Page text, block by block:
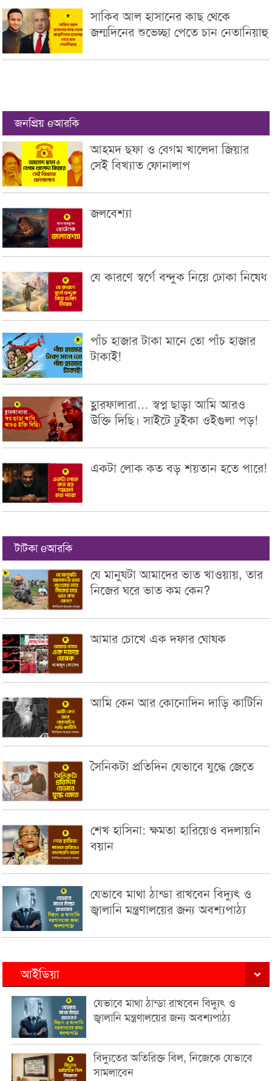
সাকিব আল হাসানের কাছ থেকে
জন্মদিনের শুভেচ্ছা পেতে চান নেতানিয়াহু
জনপ্রিয় eআরকি
আহমদ ছফা ও বেগম খালেদা জিয়ার
সেই বিখ্যাত ফোনালাপ
জলবেশ্যা
যে কারণে স্বর্গে বন্দুক নিয়ে ঢোকা নিষেধ
পাঁচ হাজার টাকা মানে তো পাঁচ হাজার
টাকাই!
হ্লারফালারা… স্বপ্ন ছাড়া আমি আরও
উক্তি দিছি। সাইটে ঢুইকা ওইগুলা পড়!
একটা লোক কত বড় শয়তান হতে পারে!
টাটকা eআরকি
যে মানুষটা আমাদের ভাত খাওয়ায়, তার
নিজের ঘরে ভাত কম কেন?
আমার চোখে এক দফার ঘোষক
আমি কেন আর কোনোদিন দাড়ি কাটিনি
সৈনিকটা প্রতিদিন যেভাবে যুদ্ধে জেতে
শেখ হাসিনা: ক্ষমতা হারিয়েও বদলায়নি
বয়ান
যেভাবে মাথা ঠান্ডা রাখবেন বিদ্যুৎ ও
জ্বালানি মন্ত্রণালয়ের জন্য অবশ্যপাঠ্য
আইডিয়া
যেভাবে মাথা ঠান্ডা রাখবেন বিদ্যুৎ ও
জ্বালানি মন্ত্রণালয়ের জন্য অবশ্যপাঠ্য
বিদ্যুতের অতিরিক্ত বিল, নিজেকে যেভাবে
সামলাবেন